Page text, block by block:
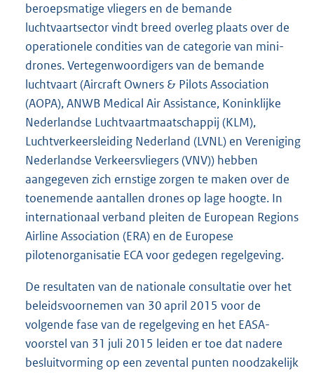
beroepsmatige vliegers en de bemande
luchtvaartsector vindt breed overleg plaats over de
operationele condities van de categorie van mini-
drones. Vertegenwoordigers van de bemande
luchtvaart (Aircraft Owners & Pilots Association
(AOPA), ANWB Medical Air Assistance, Koninklijke
Nederlandse Luchtvaartmaatschappij (KLM),
Luchtverkeersleiding Nederland (LVNL) en Vereniging
Nederlandse Verkeersvliegers (VNV)) hebben
aangegeven zich ernstige zorgen te maken over de
toenemende aantallen drones op lage hoogte. In
internationaal verband pleiten de European Regions
Airline Association (ERA) en de Europese
pilotenorganisatie ECA voor gedegen regelgeving.
De resultaten van de nationale consultatie over het
beleidsvoornemen van 30 april 2015 voor de
volgende fase van de regelgeving en het EASA-
voorstel van 31 juli 2015 leiden er toe dat nadere
besluitvorming op een zevental punten noodzakelijk